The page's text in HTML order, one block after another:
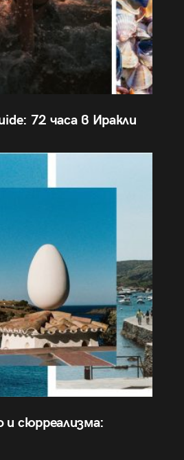
72 часа в Иракли
сюрреализма: